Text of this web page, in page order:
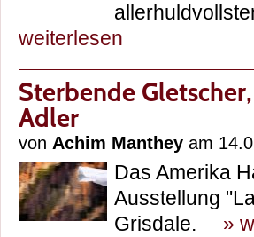
weiterlesen
Sterbende
Adler
von Achim Manthey am
Das Amerika
Ausstellung
Grisdale. »